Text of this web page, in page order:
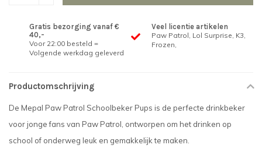
Gratis bezorging vanaf €
40,-
Voor 22:00 besteld =
Volgende werkdag geleverd
Veel licentie artikelen
Paw Patrol, Lol Surprise, K3,
Frozen,
Productomschrijving
De Mepal Paw Patrol Schoolbeker Pups is de perfecte drinkbeker
voor jonge fans van Paw Patrol, ontworpen om het drinken op
school of onderweg leuk en gemakkelijk te maken.